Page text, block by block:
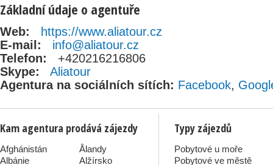
Základní údaje o agentuře
Web:
https://www.aliatour.cz
E-mail:
info@aliatour.cz
Telefon:
+420216216806
Skype:
Aliatour
Agentura na sociálních sítích: Facebook,
Kam agentura prodává zájezdy
Afghánistán
Ålandy
Albánie
Alžírsko
Typy zájezdů
Pobytové u moře
Pobytové ve městě